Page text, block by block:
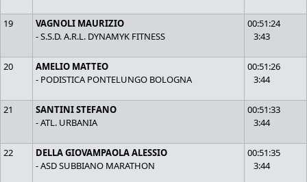
19
VAGNOLI MAURIZIO
- S.S.D. A.R.L. DYNAMYK FITNESS
00:51:24
3:43
20
AMELIO MATTEO
- PODISTICA PONTELUNGO BOLOGNA
00:51:26
3:44
21
SANTINI STEFANO
- ATL. URBANIA
00:51:33
3:44
22
DELLA GIOVAMPAOLA ALESSIO
- ASD SUBBIANO MARATHON
00:51:35
3:44